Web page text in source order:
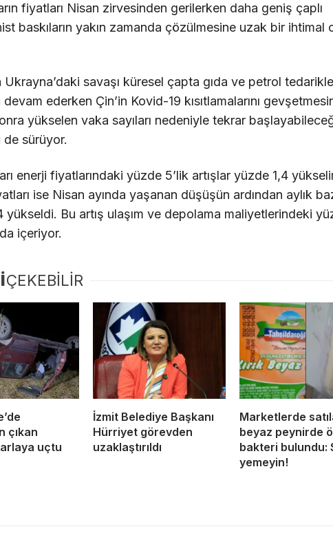
fiyatları Nisan zirvesinden gerilerken daha geniş çaplı
baskıların yakın zamanda çözülmesine uzak bir ihtimal
Ukrayna’daki savaşı küresel çapta gıda ve petrol
ederken Çin’in Kovid-19 kısıtlamalarını
yükselen vaka sayıları nedeniyle tekrar
de sürüyor.
enerji fiyatlarındaki yüzde 5’lik artışlar yüzde 1,4
ise Nisan ayında yaşanan düşüşün ardından aylık
yükseldi. Bu artış ulaşım ve depolama maliyetlerindeki
içeriyor.
ÇEKEBİLİR
çıkan
uçtu
İzmit Belediye Başkanı
Hürriyet görevden
uzaklaştırıldı
Marketlerde
beyaz peynirde
bakteri bulundu:
yemeyin!